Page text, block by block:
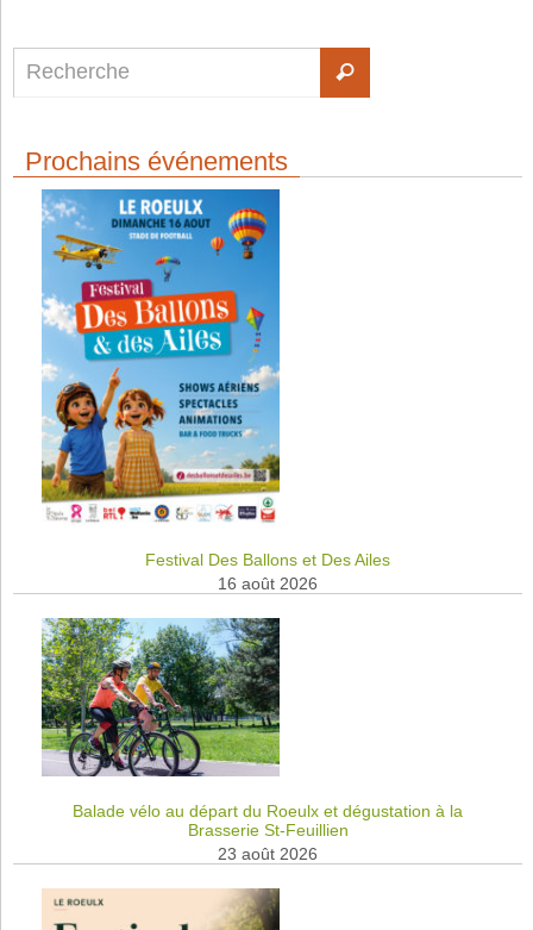
Prochains événements
Festival Des Ballons et Des Ailes
16 août 2026
Balade vélo au départ du Roeulx et dégustation à la
Brasserie St-Feuillien
23 août 2026